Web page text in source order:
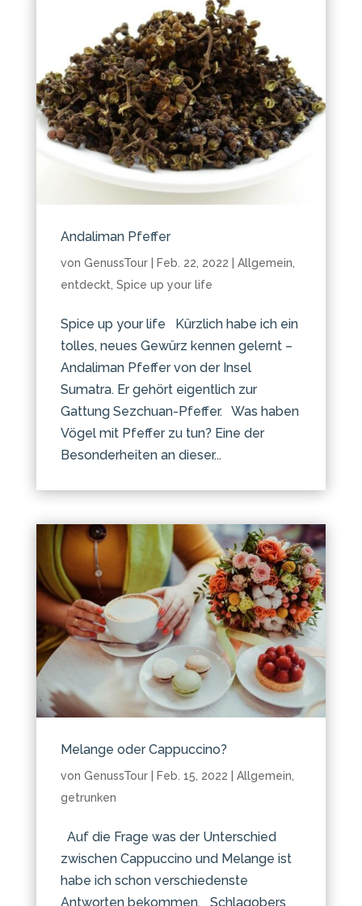
Andaliman Pfeffer
von GenussTour| Feb. 22, 2022 Allgemein
entdeckt Spice up your life
Spice up your life Kürzlich habe ich ein
tolles, neues Gewürz kennen gelernt –
Andaliman Pfeffer von der Insel
Sumatra. Er gehört eigentlich zur
Gattung Sezchuan-Pfeffer. Was haben
Vögel mit Pfeffer zu tun? Eine der
Besonderheiten an dieser...
Melange oder Cappuccino?
von GenussTour| Feb. 15, 2022 Allgemein
getrunken
Auf die Frage was der Unterschied
zwischen Cappuccino und Melange ist
habe ich schon verschiedenste
Antworten bekommen. Schlagobers